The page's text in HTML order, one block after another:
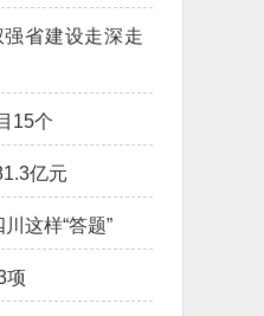
省建设走深走
15个
亿元
这样“答题”
项